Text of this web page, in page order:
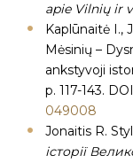
apie Vilnių ir
Kaplūnaitė I.,
Mėsinių –
ankstyvoji
p. 117-143.
049008
Jonaitis R.
історії